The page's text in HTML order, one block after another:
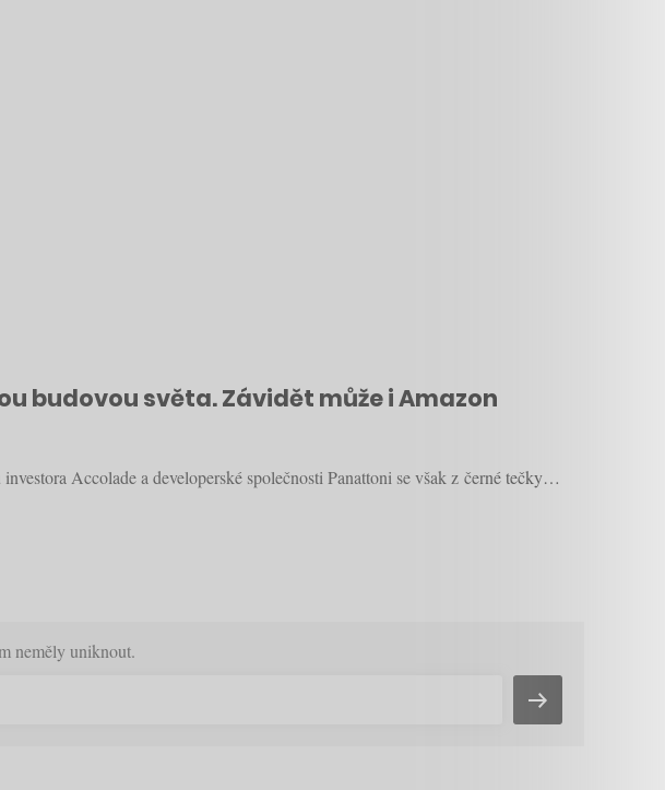
budovou světa. Závidět může i Amazon
Accolade a developerské společnosti Panattoni se však z černé tečky…
neměly uniknout.